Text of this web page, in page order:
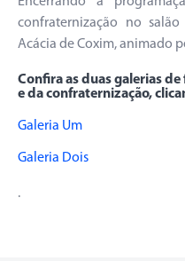
confraternização no
Acácia de Coxim, animado
Confira as duas galerias
e da confraternização,
Galeria Um
Galeria Dois
.